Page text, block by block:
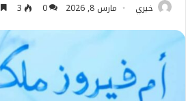
خيري مارس 8, 2026 0
3